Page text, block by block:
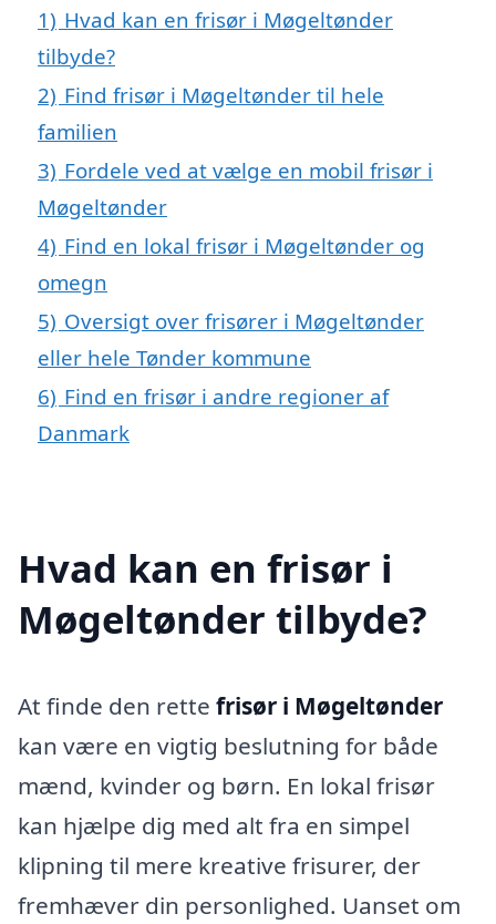
1) Hvad kan en frisør i Møgeltønder
tilbyde?
2) Find frisør i Møgeltønder til hele
familien
3) Fordele ved at vælge en mobil frisør i
Møgeltønder
4) Find en lokal frisør i Møgeltønder og
omegn
5) Oversigt over frisører i Møgeltønder
eller hele Tønder kommune
6) Find en frisør i andre regioner af
Danmark
Hvad kan en frisør i
Møgeltønder tilbyde?
At finde den rette frisør i Møgeltønder
kan være en vigtig beslutning for både
mænd, kvinder og børn. En lokal frisør
kan hjælpe dig med alt fra en simpel
klipning til mere kreative frisurer, der
fremhæver din personlighed. Uanset om